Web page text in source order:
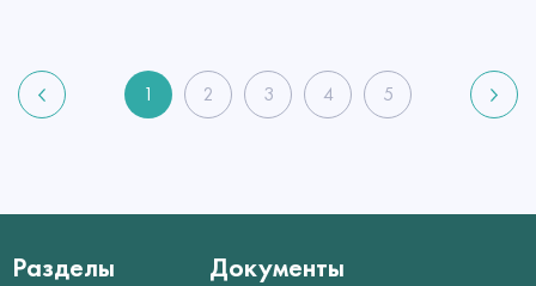
1 2 3 4 5
Разделы Документы